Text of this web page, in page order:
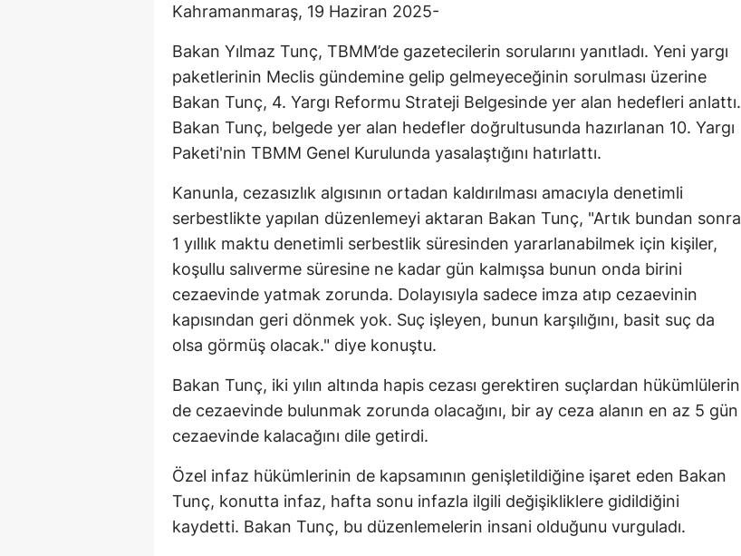
Elazığ
Erzincan
Erzurum
Gaziantep
Giresun
Hakkari
Isparta
İstanbul
İzmir
Kahramanmaraş, 19 Haziran 2025-
Bakan Yılmaz Tunç, TBMM’de gazetecilerin sorularını yanıtladı. Yeni yargı
paketlerinin Meclis gündemine gelip gelmeyeceğinin sorulması üzerine
Bakan Tunç, 4. Yargı Reformu Strateji Belgesinde yer alan hedefleri anlattı.
Bakan Tunç, belgede yer alan hedefler doğrultusunda hazırlanan 10. Yargı
Paketi'nin TBMM Genel Kurulunda yasalaştığını hatırlattı.
Kanunla, cezasızlık algısının ortadan kaldırılması amacıyla denetimli
serbestlikte yapılan düzenlemeyi aktaran Bakan Tunç, "Artık bundan sonra
1 yıllık maktu denetimli serbestlik süresinden yararlanabilmek için kişiler,
koşullu salıverme süresine ne kadar gün kalmışsa bunun onda birini
cezaevinde yatmak zorunda. Dolayısıyla sadece imza atıp cezaevinin
kapısından geri dönmek yok. Suç işleyen, bunun karşılığını, basit suç da
olsa görmüş olacak." diye konuştu.
Bakan Tunç, iki yılın altında hapis cezası gerektiren suçlardan hükümlülerin
de cezaevinde bulunmak zorunda olacağını, bir ay ceza alanın en az 5 gün
cezaevinde kalacağını dile getirdi.
Özel infaz hükümlerinin de kapsamının genişletildiğine işaret eden Bakan
Tunç, konutta infaz, hafta sonu infazla ilgili değişikliklere gidildiğini
kaydetti. Bakan Tunç, bu düzenlemelerin insani olduğunu vurguladı.